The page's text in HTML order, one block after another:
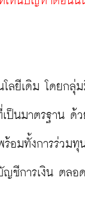
โลยีเดิม โดยก
ป็นมาตรฐาน ด้
อมทั้งการร่วม
ชีการเงิน ตล